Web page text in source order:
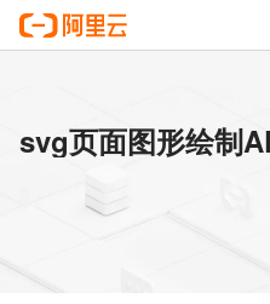
svg页面图形绘制